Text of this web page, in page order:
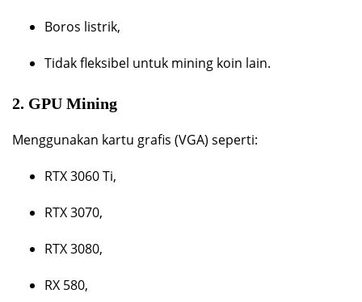
Boros listrik,
Tidak fleksibel untuk mining koin lain.
2. GPU Mining
Menggunakan kartu grafis (VGA) seperti:
RTX 3060 Ti,
RTX 3070,
RTX 3080,
RX 580,